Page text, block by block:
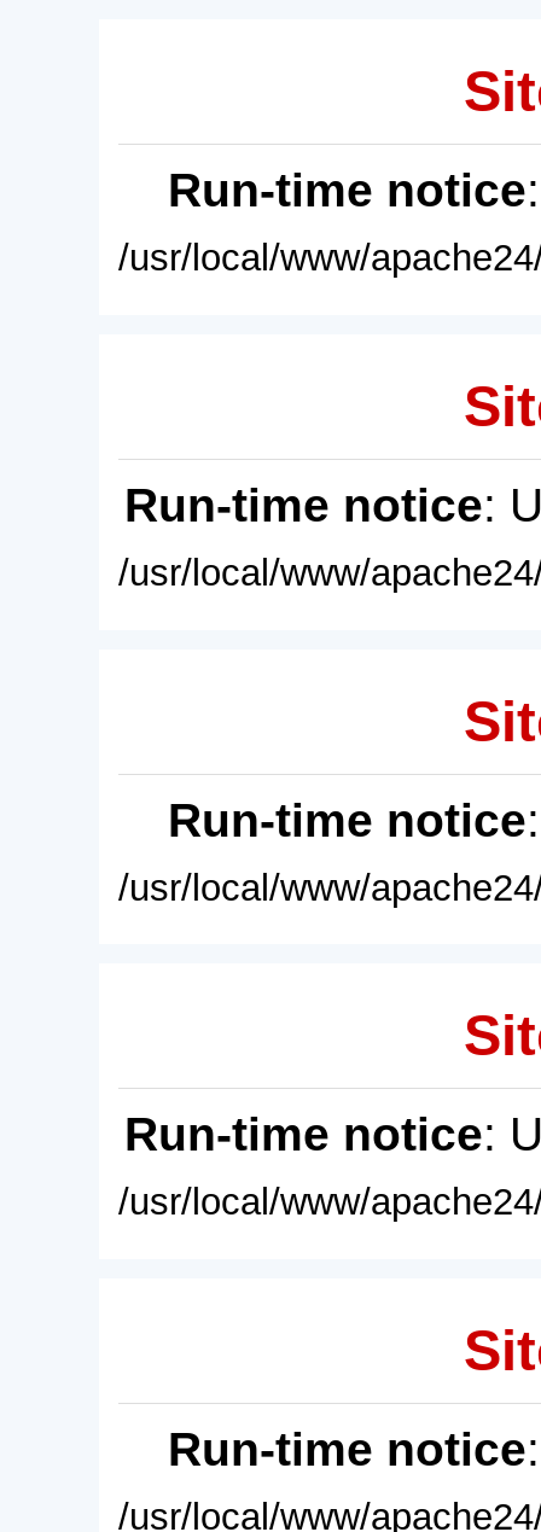
Run-time notice
/usr/local/www/
Run-time notice:
/usr/local/www/
Run-time notice
/usr/local/www/
Run-time notice:
/usr/local/www/
Run-time notice
/usr/local/www/